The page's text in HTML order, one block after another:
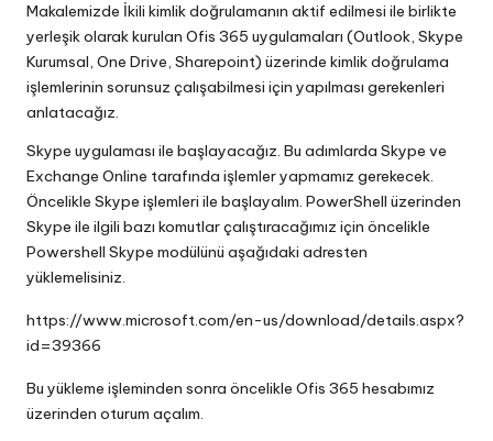
Makalemizde İkili kimlik doğrulamanın aktif edilmesi ile birlikte
yerleşik olarak kurulan Ofis 365 uygulamaları (Outlook, Skype
Kurumsal, One Drive, Sharepoint) üzerinde kimlik doğrulama
işlemlerinin sorunsuz çalışabilmesi için yapılması gerekenleri
anlatacağız.
Skype uygulaması ile başlayacağız. Bu adımlarda Skype ve
Exchange Online tarafında işlemler yapmamız gerekecek.
Öncelikle Skype işlemleri ile başlayalım. PowerShell üzerinden
Skype ile ilgili bazı komutlar çalıştıracağımız için öncelikle
Powershell Skype modülünü aşağıdaki adresten
yüklemelisiniz.
https://www.microsoft.com/en-us/download/details.aspx?
id=39366
Bu yükleme işleminden sonra öncelikle Ofis 365 hesabımız
üzerinden oturum açalım.